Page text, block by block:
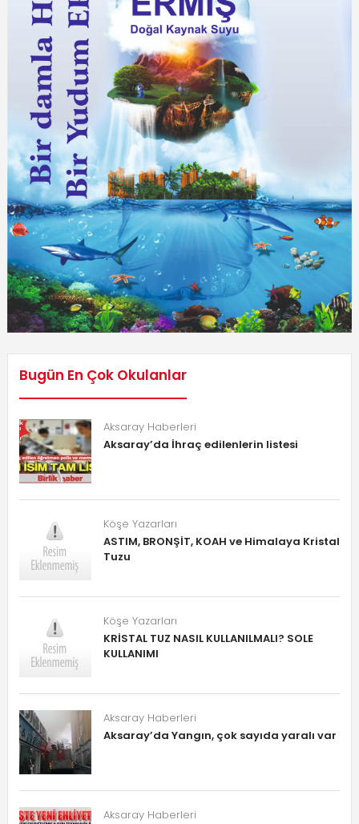
Bugün En Çok Okulanlar
Aksaray Haberleri
Aksaray’da İhraç edilenlerin listesi
Köşe Yazarları
ASTIM, BRONŞİT, KOAH ve Himalaya Kristal
Tuzu
Köşe Yazarları
KRİSTAL TUZ NASIL KULLANILMALI? SOLE
KULLANIMI
Aksaray Haberleri
Aksaray’da Yangın, çok sayıda yaralı var
Aksaray Haberleri